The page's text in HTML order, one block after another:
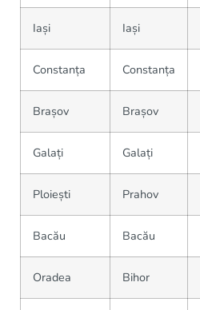
Iași Iași
Constanța Constanța
Brașov Brașov
Galați Galați
Ploiești Prahov
Bacău Bacău
Oradea Bihor